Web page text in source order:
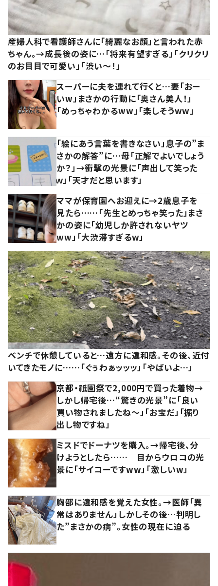
産婦人科で看護師さんに「綺麗なお顔」と言われた赤
ちゃん。→成長後の姿に…「将来有望すぎる」「クリクリ
のお目目で可愛い」「渋い～！」
スーパーに夫を連れて行くと…妻「おー
いw」まさかの行動に「奥さん美人！」
「めっちゃわかるww」「楽しそうww」
「絵にあう言葉を書きなさい」息子の”ま
さかの解答”に…母「正解でよいでしょう
か？」→衝撃の光景に「声出して笑った
ｗ」「天才だと思います」
ママが保育園へお迎えに→2歳息子を
見たら……「先生とめっちゃ笑った」まさ
かの姿に「幼児しか許されないヤツ
ww」「大渋滞すぎるw」
ベンチで休憩していると…遠方に違和感。その後、近付
いてきたモノに……「ぐぅわぁッッッ」「やばいよ…」
京都・祇園祭で2,000円で買った着物→
しかし帰宅後…“驚きの光景”に「良い
買い物されましたね～」「お宝だ」「掘り
出し物ですね」
ミスドでドーナツを購入。→帰宅後、分
けようとしたら…… 目からウロコの光
景に「サイコーですww」「激しいw」
胸部に違和感を覚えた女性。→医師「異
常はありません」しかしその後…判明し
た”まさかの病”。女性の現在に迫る